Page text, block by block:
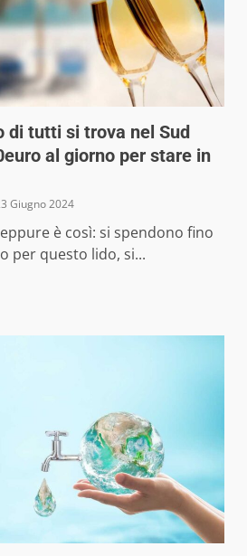
di tutti si trova nel Sud
al giorno per stare in
Giugno 2024
è così: si spendono fino
per questo lido, si...